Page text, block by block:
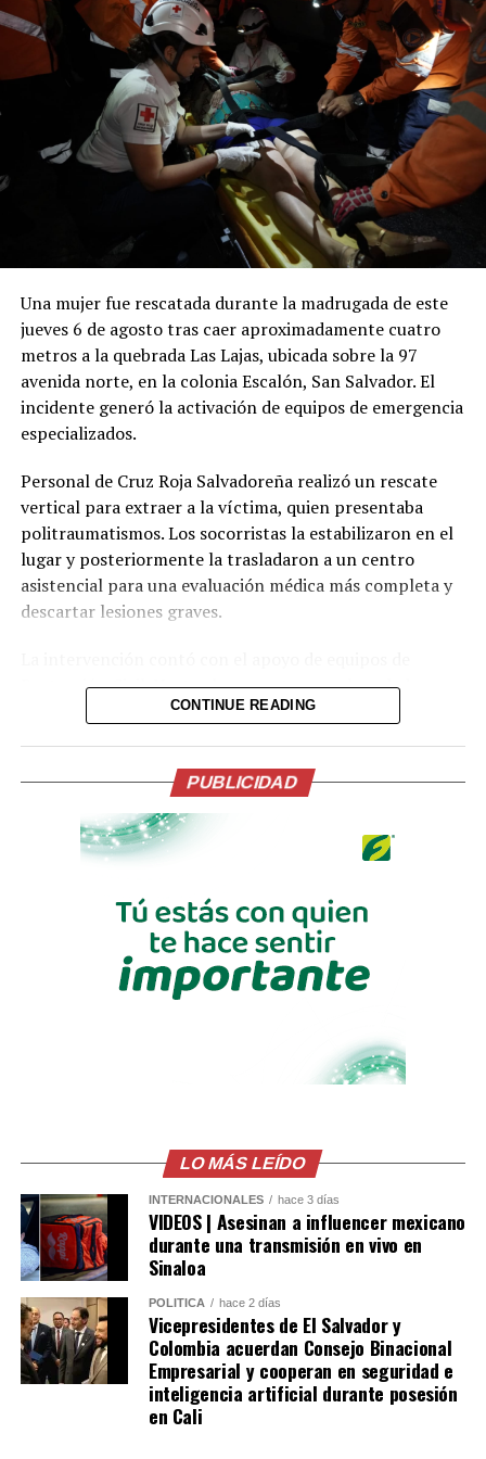
desaparición de H. D.
C., la@FGR_SV
activó
el protocolo de
búsqueda, en
coordinación con la
@PNCSV.
Afortunadamente, ha
sido localizado sin ser
víctima de ningún
delito.
pic.twitter.com/
— Fiscalía General de
la República El
Salvador (@FGR_SV)
August 6, 2026
Facebook X
Una mujer fue rescatada durante la madrugada de este
jueves 6 de agosto tras caer aproximadamente cuatro
metros a la quebrada Las Lajas, ubicada sobre la 97
avenida norte, en la colonia Escalón, San Salvador. El
incidente generó la activación de equipos de emergencia
especializados.
Personal de Cruz Roja Salvadoreña realizó un rescate
vertical para extraer a la víctima, quien presentaba
politraumatismos. Los socorristas la estabilizaron en el
lugar y posteriormente la trasladaron a un centro
asistencial para una evaluación médica más completa y
descartar lesiones graves.
Protección Civil. Hasta el momento no se han dado a
conocer más detalles sobre las circunstancias exactas de
Las autoridades recomiendan a la población extremar
precauciones en zonas cercanas a quebradas y taludes,
especialmente durante la noche o en condiciones de
poca visibilidad.
CONTINUE READING
PUBLICIDAD
LO MÁS LEÍDO
INTERNACIONALES hace 3 días
VIDEOS | Asesinan a influencer mexicano
durante una transmisión en vivo en
Sinaloa
POLÍTICA hace 2 días
Vicepresidentes de El Salvador y
Colombia acuerdan Consejo Binacional
Empresarial y cooperan en seguridad e
inteligencia artificial durante posesión
en Cali